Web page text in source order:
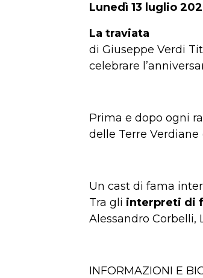
Lunedì 13 luglio
La traviata
di Giuseppe Verdi
celebrare
Prima e dopo ogni
delle Terre
Un cast di fama
Tra gli interpreti di
Alessandro Corbelli,
INFORMAZIONI E